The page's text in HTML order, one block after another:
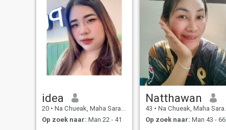
idea
20 • Na Chueak, Maha Sarakham, Thailand
Op zoek naar: Man 22 - 41
Natthawan
43 • Na Chueak, Maha Sarakham, Thailand
Op zoek naar: Man 43 - 66